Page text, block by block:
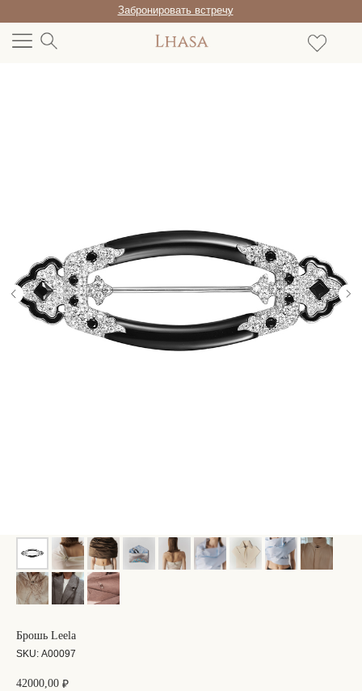
/RU
Забронировать встречу
Брошь Leela
SKU: А00097
42000,00 ₽